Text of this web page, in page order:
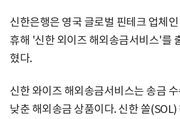
신한은행은 영국 글로벌 핀테크 업체
휴해 '신한 외이즈 해외송금서비스'를
혔다.
신한 와이즈 해외송금서비스는 송금
낮춘 해외송금 상품이다. 신한 쏠